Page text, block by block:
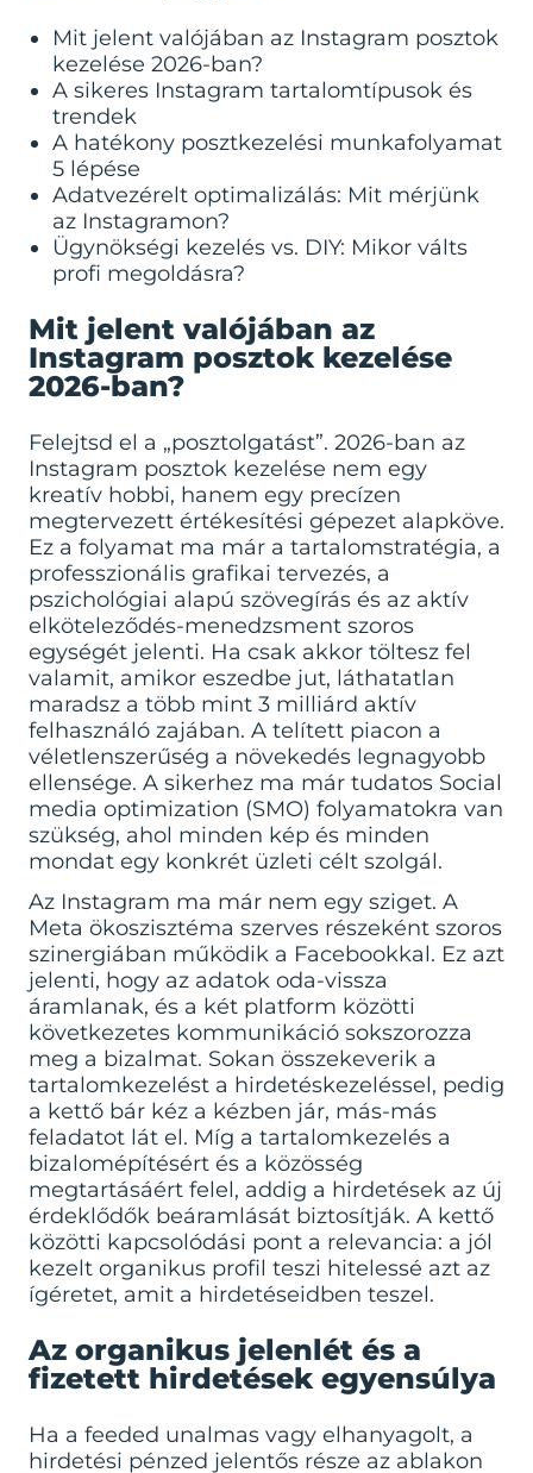
Mit jelent valójában az Instagram posztok
kezelése 2026-ban?
A sikeres Instagram tartalomtípusok és
trendek
A hatékony posztkezelési munkafolyamat
5 lépése
Adatvezérelt optimalizálás: Mit mérjünk
az Instagramon?
Ügynökségi kezelés vs. DIY: Mikor válts
profi megoldásra?
Mit jelent valójában az
Instagram posztok kezelése
2026-ban?
Felejtsd el a „posztolgatást”. 2026-ban az
Instagram posztok kezelése nem egy
kreatív hobbi, hanem egy precízen
megtervezett értékesítési gépezet alapköve.
Ez a folyamat ma már a tartalomstratégia, a
professzionális grafikai tervezés, a
pszichológiai alapú szövegírás és az aktív
elköteleződés-menedzsment szoros
egységét jelenti. Ha csak akkor töltesz fel
valamit, amikor eszedbe jut, láthatatlan
maradsz a több mint 3 milliárd aktív
felhasználó zajában. A telített piacon a
véletlenszerűség a növekedés legnagyobb
ellensége. A sikerhez ma már tudatos Social
media optimization (SMO) folyamatokra van
szükség, ahol minden kép és minden
mondat egy konkrét üzleti célt szolgál.
Az Instagram ma már nem egy sziget. A
Meta ökoszisztéma szerves részeként szoros
szinergiában működik a Facebookkal. Ez azt
jelenti, hogy az adatok oda-vissza
áramlanak, és a két platform közötti
következetes kommunikáció sokszorozza
meg a bizalmat. Sokan összekeverik a
tartalomkezelést a hirdetéskezeléssel, pedig
a kettő bár kéz a kézben jár, más-más
feladatot lát el. Míg a tartalomkezelés a
bizalomépítésért és a közösség
megtartásáért felel, addig a hirdetések az új
érdeklődők beáramlását biztosítják. A kettő
közötti kapcsolódási pont a relevancia: a jól
kezelt organikus profil teszi hitelessé azt az
ígéretet, amit a hirdetéseidben teszel.
Az organikus jelenlét és a
fizetett hirdetések egyensúlya
Ha a feeded unalmas vagy elhanyagolt, a
hirdetési pénzed jelentős része az ablakon